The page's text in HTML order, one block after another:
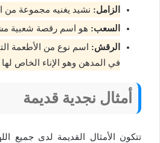
الزامل: نشيد يغنيه مجموعة من
السعب: هو اسم رقصة شعبية
الرقش: اسم نوع من الأطعمة
في المدهن وهو الإناء الخاص لها
أمثال نجدية قديمة
تتكون الأمثال القديمة لدى جميع